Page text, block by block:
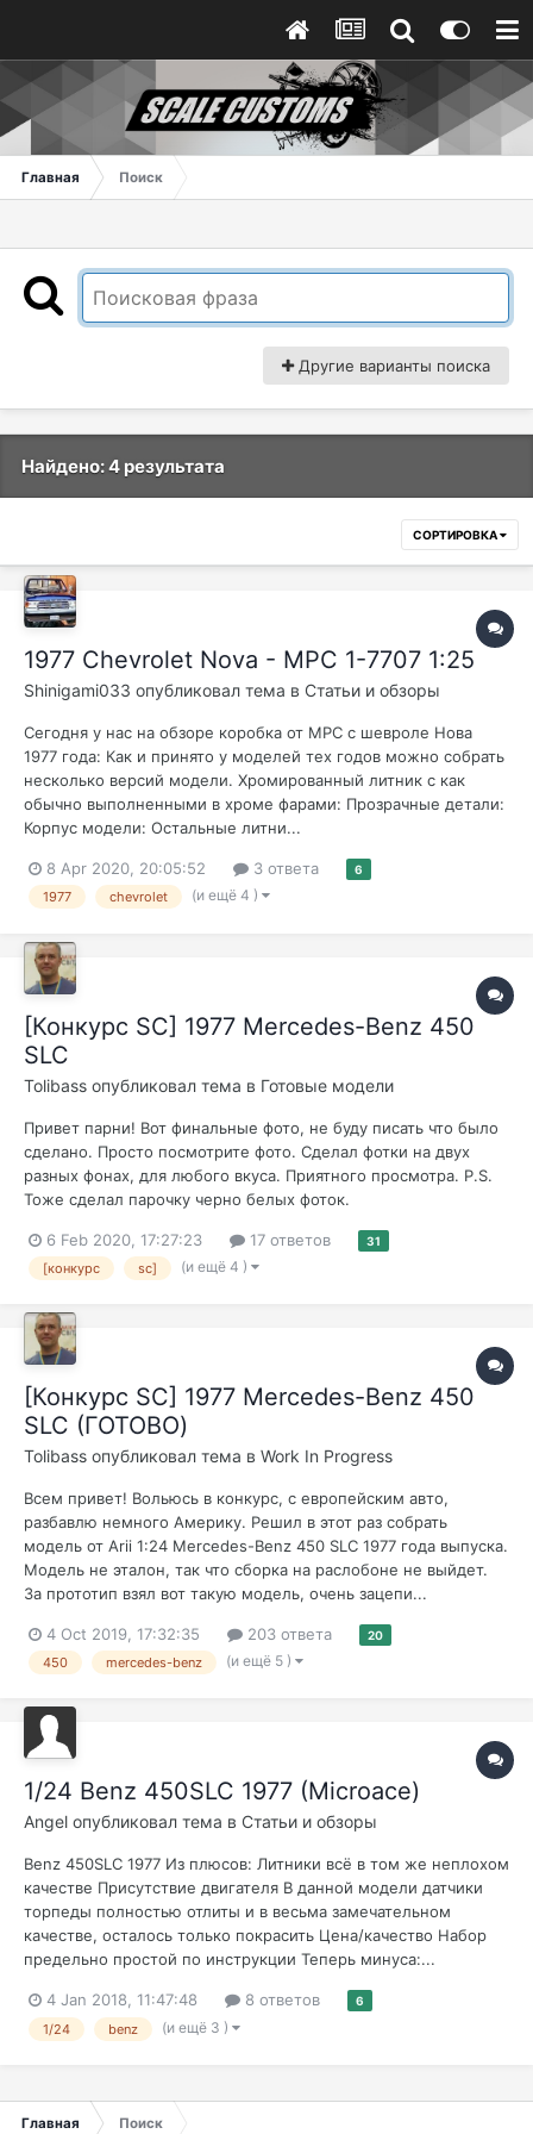
Главная Поиск
Другие варианты поиска
Найдено: 4 результата
СОРТИРОВКА
1977 Chevrolet Nova - MPC 1-7707 1:25
Shinigami033 опубликовал тема в Статьи и обзоры
Сегодня у нас на обзоре коробка от MPC с шевроле Нова
1977 года: Как и принято у моделей тех годов можно собрать
несколько версий модели. Хромированный литник с как
обычно выполненными в хроме фарами: Прозрачные детали:
Корпус модели: Остальные литни...
8 Apr 2020, 20:05:52 3 ответа 6
1977 chevrolet (и ещё 4 )
[Конкурс SC] 1977 Mercedes-Benz 450
SLC
Tolibass опубликовал тема в Готовые модели
Привет парни! Вот финальные фото, не буду писать что было
сделано. Просто посмотрите фото. Сделал фотки на двух
разных фонах, для любого вкуса. Приятного просмотра. P.S.
Тоже сделал парочку черно белых фоток.
6 Feb 2020, 17:27:23 17 ответов 31
[конкурс sc] (и ещё 4 )
[Конкурс SC] 1977 Mercedes-Benz 450
SLC (ГОТОВО)
Tolibass опубликовал тема в Work In Progress
Всем привет! Вольюсь в конкурс, с европейским авто,
разбавлю немного Америку. Решил в этот раз собрать
модель от Arii 1:24 Mercedes-Benz 450 SLC 1977 года выпуска.
Модель не эталон, так что сборка на раслобоне не выйдет.
За прототип взял вот такую модель, очень зацепи...
4 Oct 2019, 17:32:35 203 ответа 20
450 mercedes-benz (и ещё 5 )
1/24 Benz 450SLC 1977 (Microace)
Angel опубликовал тема в Статьи и обзоры
Benz 450SLC 1977 Из плюсов: Литники всё в том же неплохом
качестве Присутствие двигателя В данной модели датчики
торпеды полностью отлиты и в весьма замечательном
качестве, осталось только покрасить Цена/качество Набор
предельно простой по инструкции Теперь минуса:...
4 Jan 2018, 11:47:48 8 ответов 6
1/24 benz (и ещё 3 )
Главная Поиск